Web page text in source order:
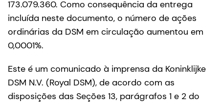
173.079.360. Como consequência da entrega
incluída neste documento, o número de ações
ordinárias da DSM em circulação aumentou em
0,0001%.
Este é um comunicado à imprensa da Koninklijke
DSM N.V. (Royal DSM), de acordo com as
disposições das Seções 13, parágrafos 1 e 2 do